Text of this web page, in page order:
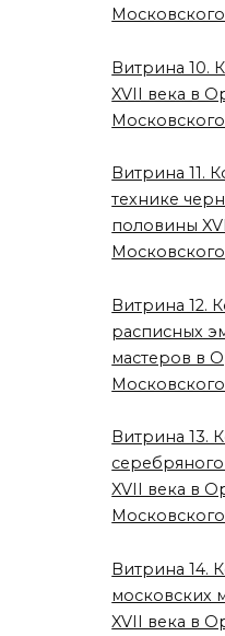
Витрина 10.
XVII века в
Витрина 11.
технике
половины
Витрина 12.
расписных
мастеров в
Витрина 13.
XVII века в
Витрина 14.
московских
XVII века в